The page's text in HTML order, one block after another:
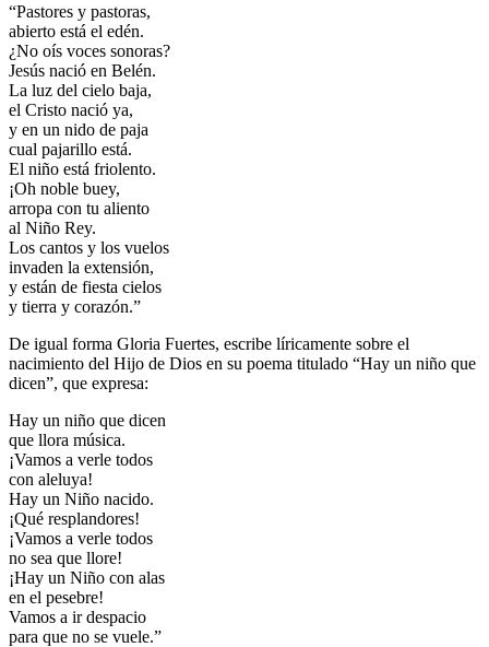
“Pastores y pastoras,
abierto está el edén.
¿No oís voces sonoras?
Jesús nació en Belén.
La luz del cielo baja,
el Cristo nació ya,
y en un nido de paja
cual pajarillo está.
El niño está friolento.
¡Oh noble buey,
arropa con tu aliento
al Niño Rey.
Los cantos y los vuelos
invaden la extensión,
y están de fiesta cielos
y tierra y corazón.”
De igual forma Gloria Fuertes, escribe líricamente sobre el
nacimiento del Hijo de Dios en su poema titulado “Hay un niño que
dicen”, que expresa:
Hay un niño que dicen
que llora música.
¡Vamos a verle todos
con aleluya!
Hay un Niño nacido.
¡Qué resplandores!
¡Vamos a verle todos
no sea que llore!
¡Hay un Niño con alas
en el pesebre!
Vamos a ir despacio
para que no se vuele.”